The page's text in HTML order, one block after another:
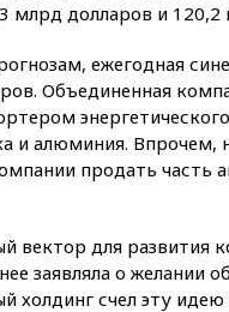
млрд долларов и 120,2
ежегодная
Объединенная
и алюминия. Впрочем,
продать часть
вектор для развития
заявляла о желании
холдинг счел эту